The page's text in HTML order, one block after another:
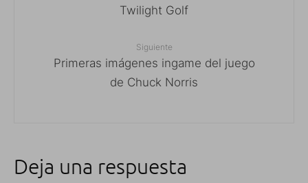
Twilight Golf
Siguiente
Primeras imágenes ingame del juego
de Chuck Norris
Deja una respuesta